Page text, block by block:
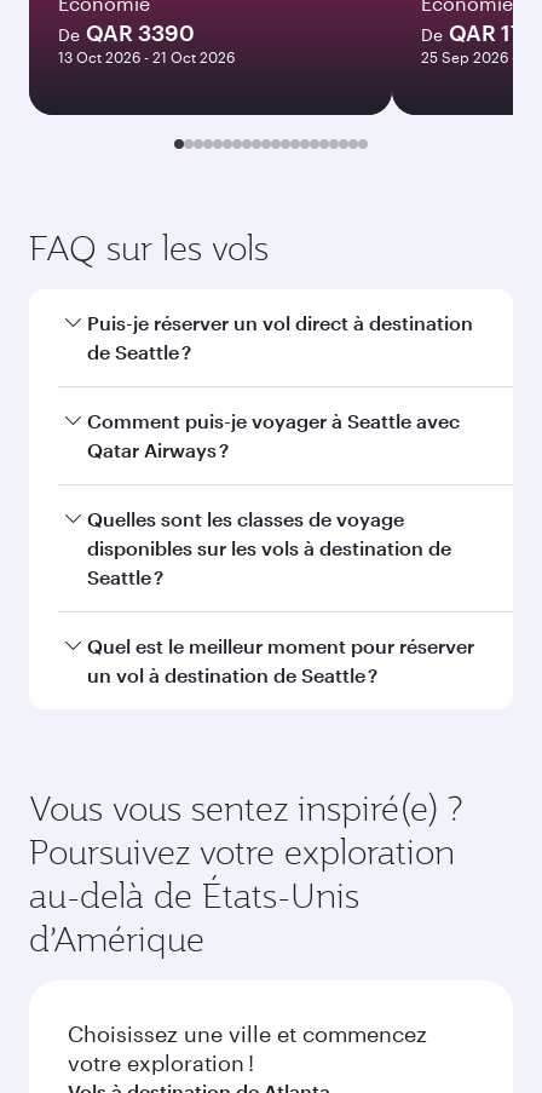
Meilleur tarif
Janvier
Rechercher des vols
Vous aimerez peut-être aussi...
De QAR 3390 De QAR
25 Sep 2026 -
FAQ sur les vols